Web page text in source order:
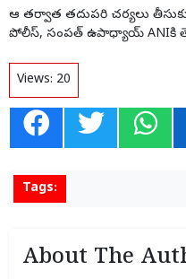
ఆ తర్వాత తదుపరి చర్యలు
పోలీస్, సంపత్ ఉపాధ్యాయ్ ANIకి
Views: 20
Tags:
About The